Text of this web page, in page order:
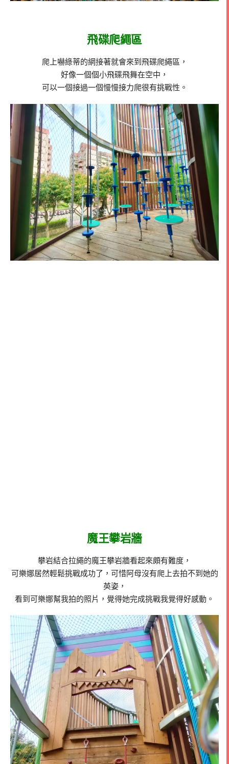
飛碟爬繩區
爬上嚇綠蒂的網接著就會來到飛碟爬繩區，
好像一個個小飛碟飛舞在空中，
可以一個接過一個慢慢接力爬很有挑戰性。
魔王攀岩牆
攀岩結合拉繩的魔王攀岩牆看起來頗有難度，
可樂娜居然輕鬆挑戰成功了，可惜阿母沒有爬上去拍不到她的
英姿，
看到可樂娜幫我拍的照片，覺得她完成挑戰我覺得好感動。